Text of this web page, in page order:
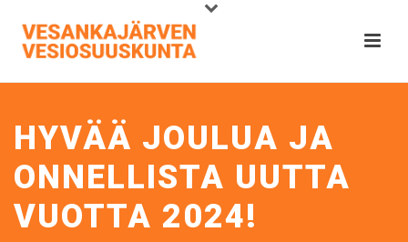
HYVÄÄ JOULUA JA
ONNELLISTA UUTTA
VUOTTA 2024!